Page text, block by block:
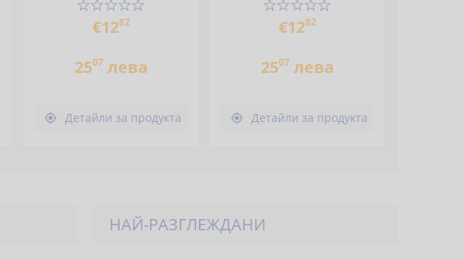
€1282
2507лева
 Детайли за продукта
€1282
2507лева
 Детайли за продукта
НАЙ-РАЗГЛЕЖДАНИ